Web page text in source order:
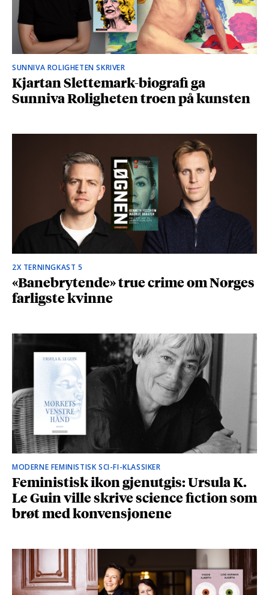
SUNNIVA ROLIGHETEN SKRIVER
Kjartan Slettemark-biografi ga
Sunniva Roligheten troen på kunsten
2X TERNINGKAST 5
«Banebrytende» true crime om Norges
farligste kvinne
MODERNE FEMINISTISK SCI-FI-KLASSIKER
Feministisk ikon gjenutgis: Ursula K.
Le Guin ville skrive science fiction som
brøt med konvensjonene